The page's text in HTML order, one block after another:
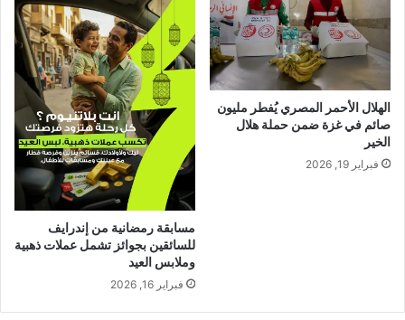
الهلال الأحمر المصري يُفطر مليون
صائم في غزة ضمن حملة هلال
الخير
فبراير 19, 2026
مسابقة رمضانية من إندرايف
للسائقين بجوائز تشمل عملات ذهبية
وملابس العيد
فبراير 16, 2026